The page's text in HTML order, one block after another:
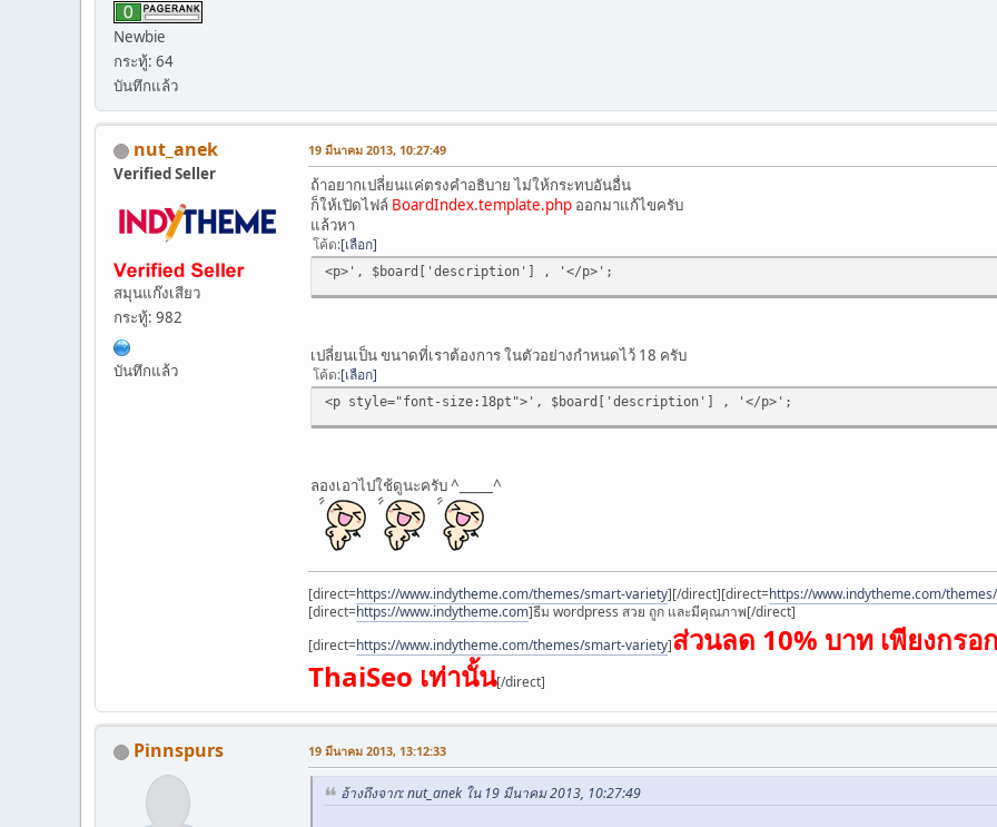
Newbie
กระทู้: 64
บันทึกแล้ว
nut_anek
Verified Seller
สมุนแก๊งเสียว
กระทู้: 982
บันทึกแล้ว
19 มีนาคม 2013, 10:27:49
ถ้าอยากเปลี่ยนแค่ตรงคำอธิบาย ไม่ให้กระทบอันอื่น
ก็ให้เปิดไฟล์ BoardIndex.template.php ออกมาแก้ไขครับ
แล้วหา
โค้ด เลือก
<p>', $board['description'] , '</p>';
เปลี่ยนเป็น ขนาดที่เราต้องการ ในตัวอย่างกำหนดไว้ 18 ครับ
โค้ด เลือก
<p style="font-size:18pt">', $board['description'] , '</p>';
ลองเอาไปใช้ดูนะครับ ^_____^
[direct=https://www.indytheme.com/themes/smart-variety][/direct][direct=https://www.indytheme.com/
[direct=https://www.indytheme.com]ธีม wordpress สวย ถูก และมีคุณภาพ[/direct]
[direct=https://www.indytheme.com/themes/smart-variety]ส่วนลด 10% บาท เพียงกร
ThaiSeo เท่านั้น[/direct]
Pinnspurs 19 มีนาคม 2013, 13:12:33
อ้างถึงจาก: nut_anek ใน 19 มีนาคม 2013, 10:27:49